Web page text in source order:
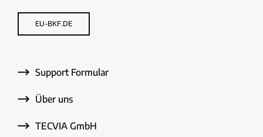
EU-BKF.DE
Support Formular
Über uns
TECVIA GmbH